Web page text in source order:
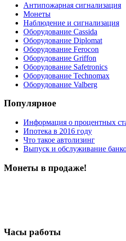
Антипожарная сигнализация
Монеты
Наблюдение и сигнализация
Оборудование Cassida
Оборудование Diplomat
Оборудование Ferocon
Оборудование Griffon
Оборудование Safetronics
Оборудование Technomax
Оборудование Valberg
Популярное
Информация о процентных
Ипотека в 2016 году
Что такое автолизинг
Выпуск и обслуживание
Монеты в продаже!
Часы работы